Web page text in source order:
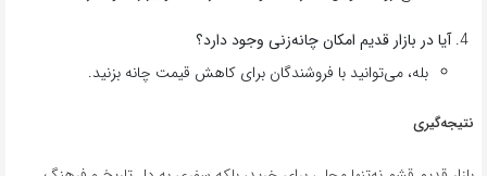
آیا در بازار قدیم امکان چانه‌زنی وجود دارد؟
بله، می‌توانید با فروشندگان برای کاهش قیمت چانه بزنید.
نتیجه‌گیری